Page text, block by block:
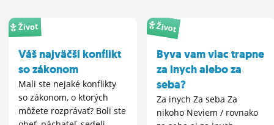
Život
Váš najväčší konflikt
so zákonom
Mali ste nejaké konflikty
so zákonom, o ktorých
môžete rozprávať? Boli ste
Život
Byva vam viac trapne
za inych alebo za
seba?
Za inych Za seba Za
nikoho Neviem / rovnako